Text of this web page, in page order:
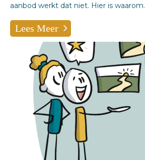
aanbod werkt dat niet. Hier is waarom.
Lees Meer